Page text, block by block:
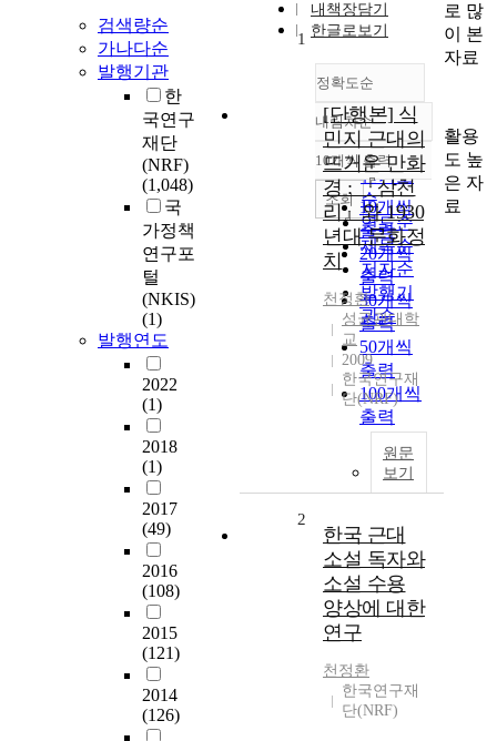
검색량순
가나다순
발행기관
한
국연구
재단
(NRF)
(1,048)
국
가정책
연구포
털
(NKIS)
(1)
발행연도
2022
(1)
2018
(1)
2017
(49)
2016
(108)
2015
(121)
2014
(126)
내책장담기
한글로보기
정확도순
정확도
순
인기도
순
연도순
제목순
저자순
발행기
관순
내림차순
내림차순
10개씩 출력
10개씩
출력
20개씩
출력
30개씩
출력
50개씩
출력
100개씩
출력
조회
1
[단행본] 식
민지 근대의
뜨거운 만화
경 : 『삼천
리』와 1930
년대 문화정
치
천정환
성균관대학
교
2009
한국연구재
단(NRF)
원문
보기
2
한국 근대
소설 독자와
소설 수용
양상에 대한
연구
천정환
한국연구재
단(NRF)
로 많
이 본
자료
활용
도 높
은 자
료